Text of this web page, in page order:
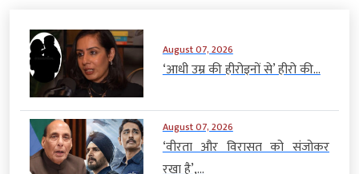
August 07, 2026
‘आधी उम्र की हीरोइनों से’ हीरो की...
August 07, 2026
‘वीरता और विरासत को संजोकर
रखा है’,...